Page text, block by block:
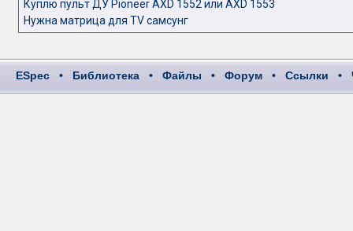
Куплю пульт ДУ Pioneer AXD 1552 или AXD 1553
Нужна матрица для TV самсунг
ESpec • Библиотека • Файлы • Форум • Ссылки •